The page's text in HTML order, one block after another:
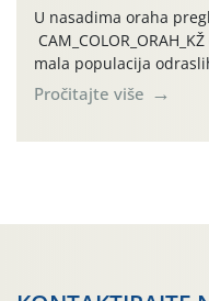
U nasadima oraha
mala populacija
(Rhagoletis completa).
činjenicom da je riječ
Pročitajte više